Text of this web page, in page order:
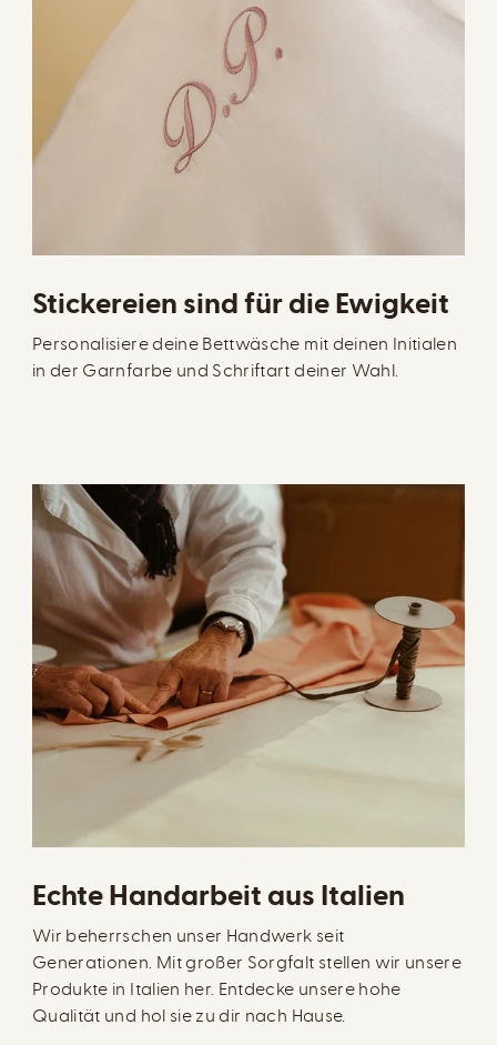
Stickereien sind für die Ewigkeit
Personalisiere deine Bettwäsche mit deinen Initialen
in der Garnfarbe und Schriftart deiner Wahl.
Echte Handarbeit aus Italien
Wir beherrschen unser Handwerk seit
Generationen. Mit großer Sorgfalt stellen wir unsere
Produkte in Italien her. Entdecke unsere hohe
Qualität und hol sie zu dir nach Hause.